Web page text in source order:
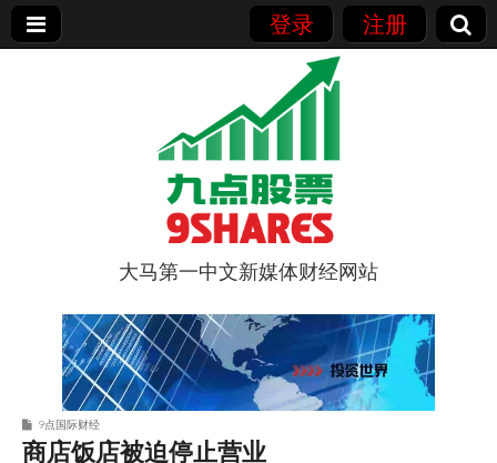
登录 注册
9点股票
大马第一中文新媒体财经网站
9点国际财经
商店饭店被迫停止营业